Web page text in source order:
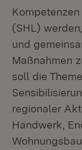
(SHL)
und
Maßnahmen
soll die
regionaler
Handwerk,